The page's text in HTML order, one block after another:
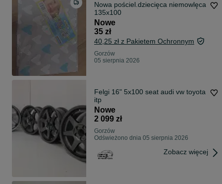
Nowa pościel.dziecięca niemowlęca
135x100
Nowe
35 zł
40,25 zł z Pakietem Ochronnym
Gorzów
05 sierpnia 2026
Felgi 16" 5x100 seat audi vw toyota
itp
Nowe
2 099 zł
Gorzów
Odświeżono dnia 05 sierpnia 2026
Zobacz więcej